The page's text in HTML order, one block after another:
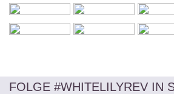
FOLGE #WHITELILYREV IN